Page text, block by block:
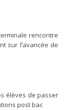
rencontre
sur l’avancée de
élèves de passer
post bac